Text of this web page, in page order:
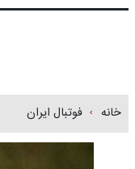
خانه فوتبال ایران